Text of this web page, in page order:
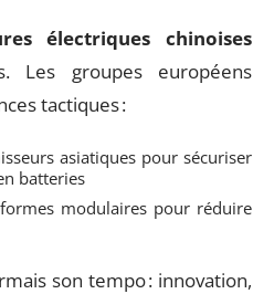
électriques chinoises
Les groupes européens
tactiques :
asiatiques pour sécuriser
batteries
modulaires pour réduire
son tempo : innovation,